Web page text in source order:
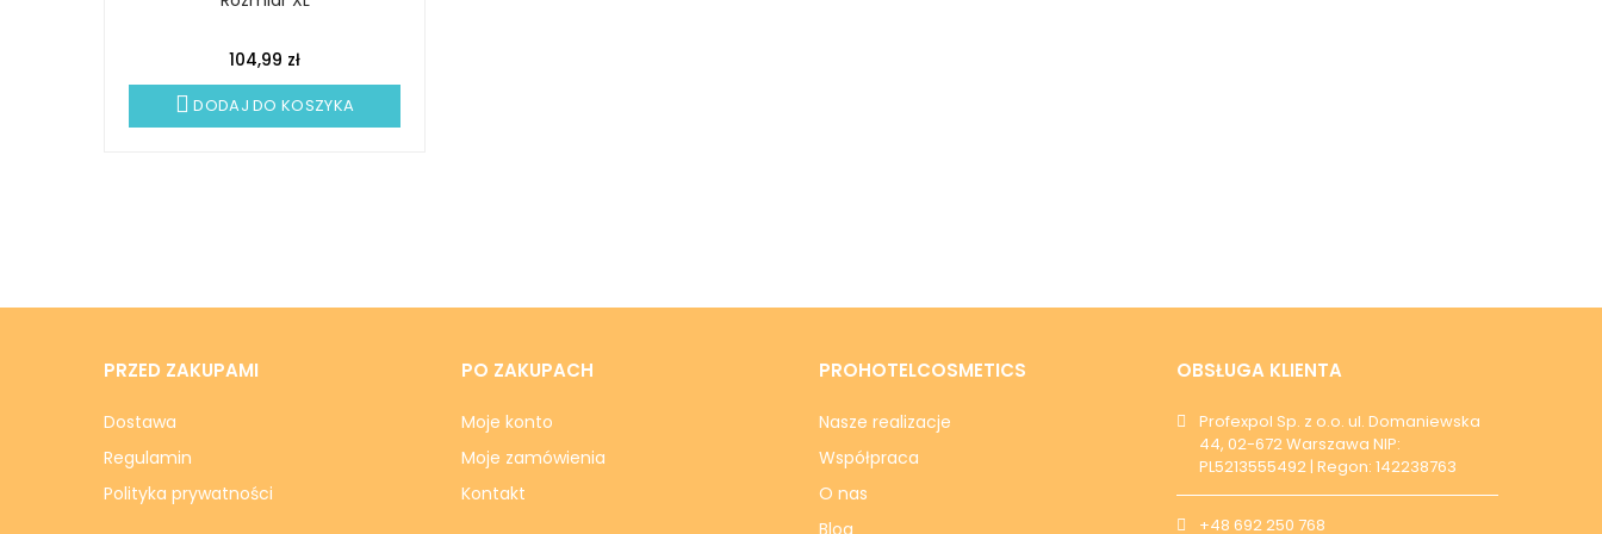
104,99 zł
DODAJ DO KOSZYKA
PRZED ZAKUPAMI
Dostawa
Regulamin
Polityka prywatności
PO ZAKUPACH
Moje konto
Moje zamówienia
Kontakt
PROHOTELCOSMETICS
Nasze realizacje
Współpraca
O nas
Blog
OBSŁUGA KLIENTA
Profexpol Sp. z o.o. ul. Domaniewska
44, 02-672 Warszawa NIP:
PL5213555492 | Regon: 142238763
+48 692 250 768